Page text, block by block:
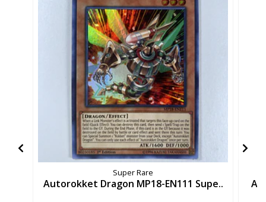
Super Rare
Autorokket Dragon MP18-EN111 Supe..